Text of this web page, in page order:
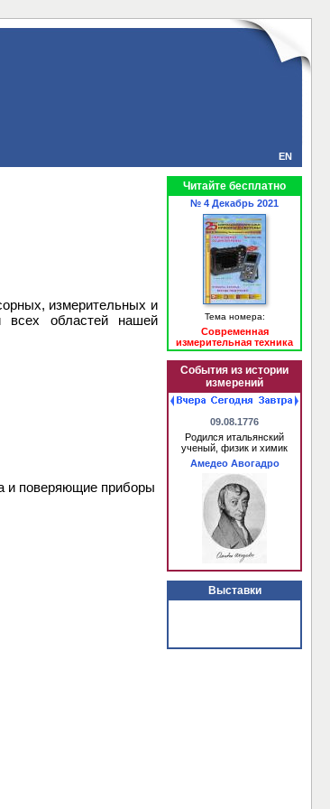
EN
измерительных и
всех областей нашей
и поверяющие приборы
Читайте бесплатно
№ 4 Декабрь 2021
Тема номера:
Современная
измерительная техника
События из истории
измерений
09.08.1776
Родился итальянский
ученый, физик и химик
Амедео Авогадро
Выставки